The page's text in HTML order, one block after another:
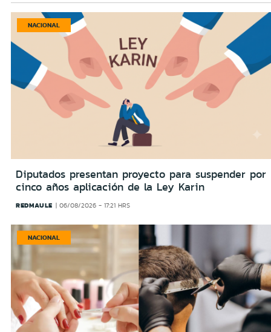
NACIONAL
Diputados presentan proyecto para suspender por
cinco años aplicación de la Ley Karin
REDMAULE 06/08/2026 - 17:21 HRS
NACIONAL